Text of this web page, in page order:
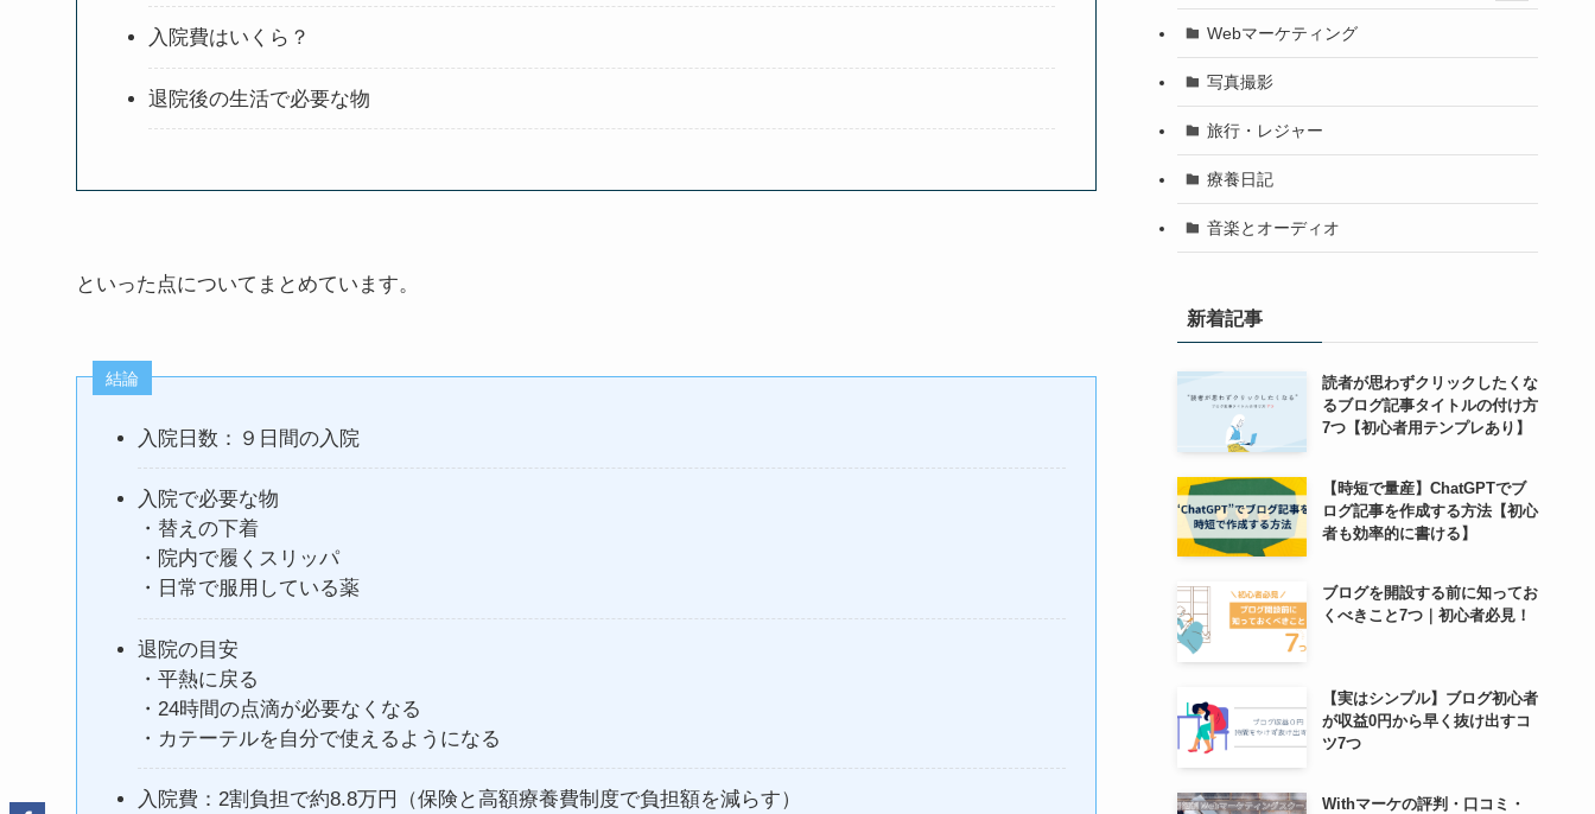
入院費はいくら？
退院後の生活で必要な物
といった点についてまとめています。
結論
入院日数：９日間の入院
入院で必要な物
・替えの下着
・院内で履くスリッパ
・日常で服用している薬
退院の目安
・平熱に戻る
・24時間の点滴が必要なくなる
・カテーテルを自分で使えるようになる
入院費：2割負担で約8.8万円（保険と高額療養費制度で負担額を減らす）
Webマーケティング
写真撮影
旅行・レジャー
療養日記
音楽とオーディオ
新着記事
読者が思わずクリックしたくな
るブログ記事タイトルの付け方
7つ【初心者用テンプレあり】
【時短で量産】ChatGPTでブ
ログ記事を作成する方法【初心
者も効率的に書ける】
ブログを開設する前に知ってお
くべきこと7つ｜初心者必見！
【実はシンプル】ブログ初心者
が収益0円から早く抜け出すコ
ツ7つ
Withマーケの評判・口コミ・